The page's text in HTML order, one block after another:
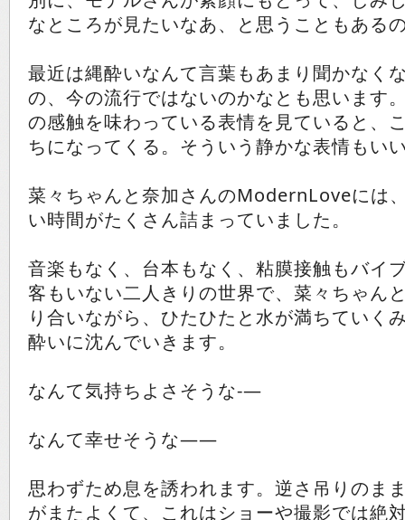
なところが見たいなあ、と思うこともある
最近は縄酔いなんて言葉もあまり聞かなく
の、今の流行ではないのかなとも思います
の感触を味わっている表情を見ていると、
ちになってくる。そういう静かな表情もい
菜々ちゃんと奈加さんのModernLoveには
い時間がたくさん詰まっていました。
音楽もなく、台本もなく、粘膜接触もバイ
客もいない二人きりの世界で、菜々ちゃん
り合いながら、ひたひたと水が満ちていく
酔いに沈んでいきます。
なんて気持ちよさそうな-―
なんて幸せそうな――
思わずため息を誘われます。逆さ吊りのま
がまたよくて、これはショーや撮影では絶